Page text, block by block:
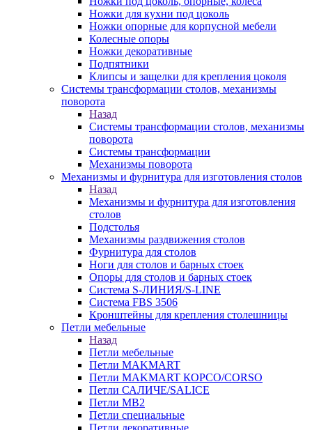
Ножки для кухни под цоколь
Ножки опорные для корпусной мебели
Колесные опоры
Ножки декоративные
Подпятники
Клипсы и защелки для крепления цоколя
Системы трансформации столов, механизмы
поворота
Назад
Системы трансформации столов, механизмы
поворота
Системы трансформации
Механизмы поворота
Механизмы и фурнитура для изготовления столов
Назад
Механизмы и фурнитура для изготовления
столов
Подстолья
Механизмы раздвижения столов
Фурнитура для столов
Ноги для столов и барных стоек
Опоры для столов и барных стоек
Система S-ЛИНИЯ/S-LINE
Система FBS 3506
Кронштейны для крепления столешницы
Петли мебельные
Назад
Петли мебельные
Петли MAKMART
Петли MAKMART КОРСО/CORSO
Петли САЛИЧЕ/SALICE
Петли MB2
Петли специальные
Петли декоративные